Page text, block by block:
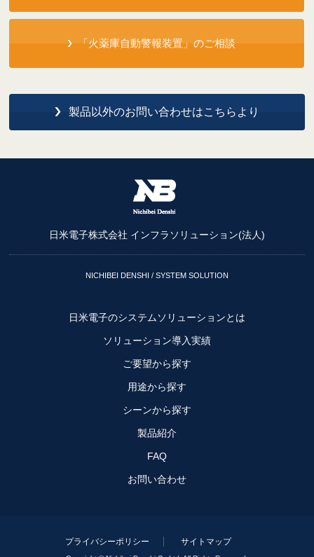
「火薬庫自動警報装置」のご相談
製品以外のお問い合わせはこちらより
日米電子株式会社 インフラソリューション(法人)
NICHIBEI DENSHI / SYSTEM SOLUTION
日米電子のシステムソリューションとは
ソリューション導入実績
ご要望から探す
用途から探す
シーンから探す
製品紹介
FAQ
お問い合わせ
プライバシーポリシー サイトマップ